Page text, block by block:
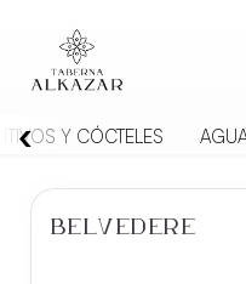
Y CÓCTELES
‹
BELVEDERE